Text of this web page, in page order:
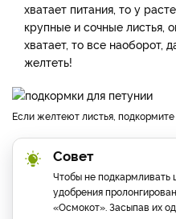
хватает питания, то у
крупные и сочные листья,
хватает, то все наоборот,
желтеть!
Если желтеют листья,
Совет
Чтобы не подкармливать
удобрения
«Осмокот». Засыпав их